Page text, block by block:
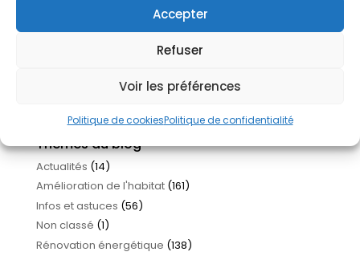
Accepter
Refuser
Voir les préférences
Politique de cookiesPolitique de confidentialité
Nettoyage toiture : quand, comment et à quel prix ?
juin 2026
Chauffez mieux, payez moins : Pourquoi la pompe à
Aides rénovation 2026 : le guide complet pour tout
Thèmes du blog
Actualités (14)
Amélioration de l'habitat(161)
Infos et astuces (56)
Non classé (1)
Rénovation énergétique (138)